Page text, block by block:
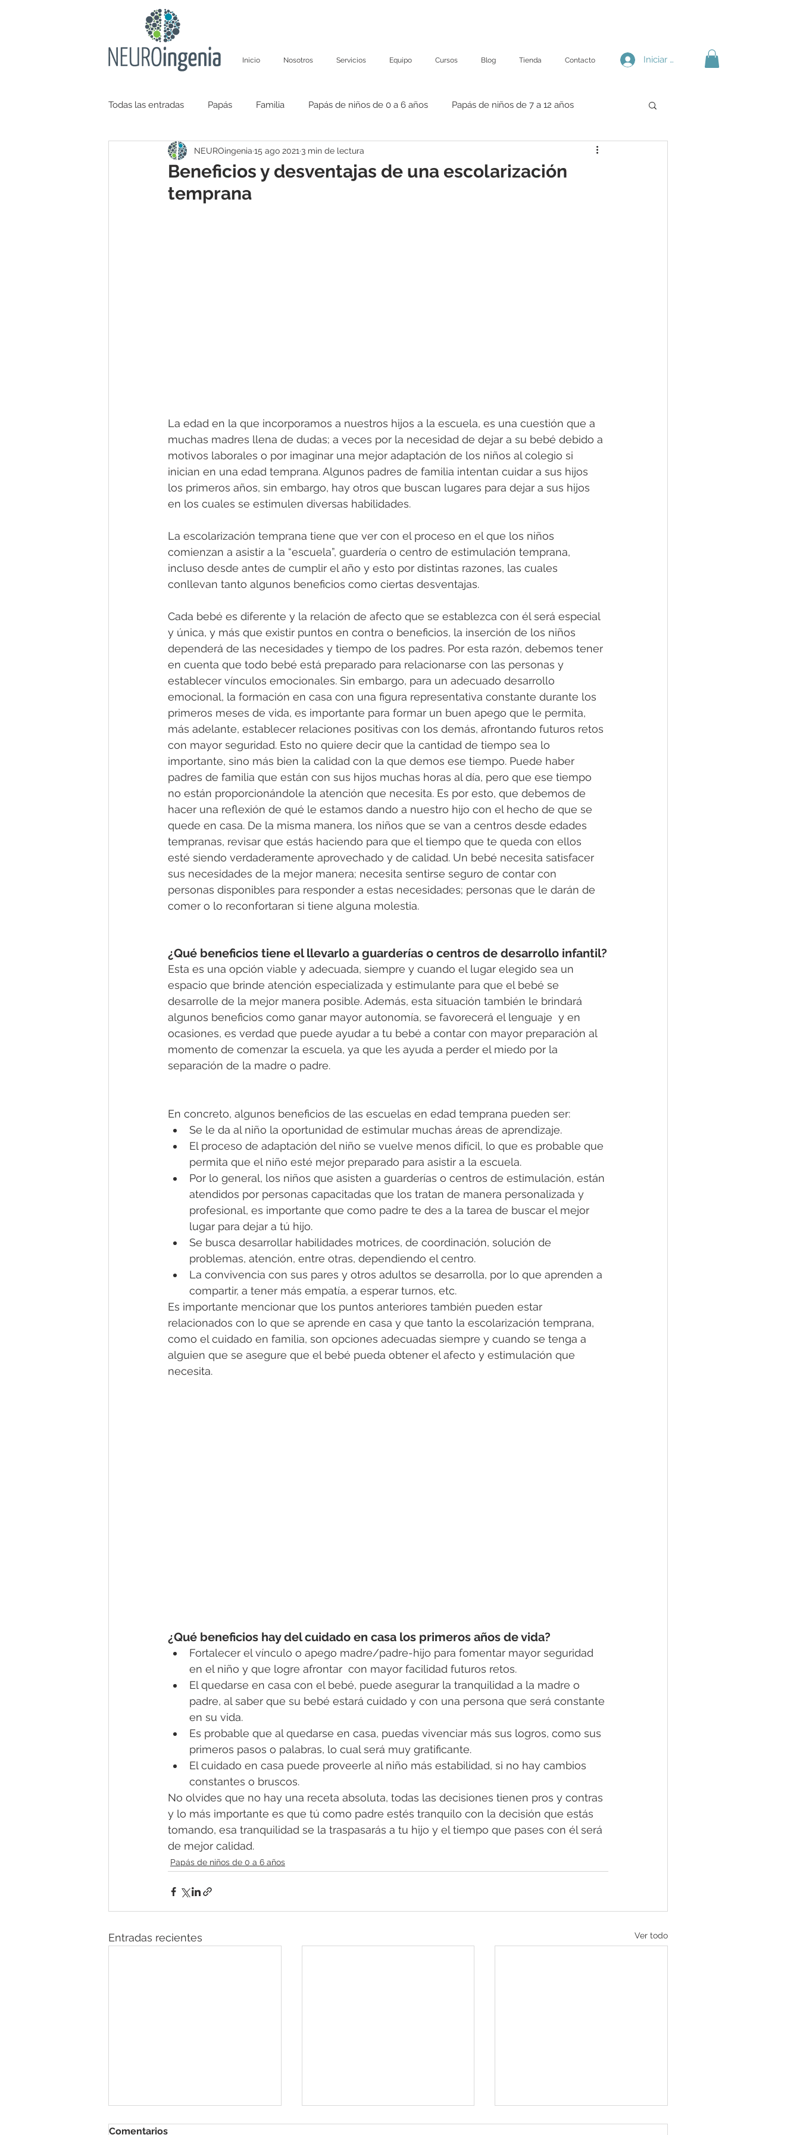
Inicio Nosotros Servicios Equipo Cursos Blog Tienda Contacto Iniciar sesión
Todas las entradas Papás Familia Papás de niños de 0 a 6 años Papás de niños de 7 a 12 años
Salud emocional
Beneficios y desventajas de una escolarización
temprana
NEUROingenia 15 ago 2021 3 min de lectura
La edad en la que incorporamos a nuestros hijos a la escuela, es una cuestión que a
muchas madres llena de dudas; a veces por la necesidad de dejar a su bebé debido a
motivos laborales o por imaginar una mejor adaptación de los niños al colegio si
inician en una edad temprana. Algunos padres de familia intentan cuidar a sus hijos
los primeros años, sin embargo, hay otros que buscan lugares para dejar a sus hijos
en los cuales se estimulen diversas habilidades.
La escolarización temprana tiene que ver con el proceso en el que los niños
comienzan a asistir a la “escuela”, guardería o centro de estimulación temprana,
incluso desde antes de cumplir el año y esto por distintas razones, las cuales
conllevan tanto algunos beneficios como ciertas desventajas.
Cada bebé es diferente y la relación de afecto que se establezca con él será especial
y única, y más que existir puntos en contra o beneficios, la inserción de los niños
dependerá de las necesidades y tiempo de los padres. Por esta razón, debemos tener
en cuenta que todo bebé está preparado para relacionarse con las personas y
establecer vínculos emocionales. Sin embargo, para un adecuado desarrollo
emocional, la formación en casa con una figura representativa constante durante los
primeros meses de vida, es importante para formar un buen apego que le permita,
más adelante, establecer relaciones positivas con los demás, afrontando futuros retos
con mayor seguridad. Esto no quiere decir que la cantidad de tiempo sea lo
importante, sino más bien la calidad con la que demos ese tiempo. Puede haber
padres de familia que están con sus hijos muchas horas al día, pero que ese tiempo
no están proporcionándole la atención que necesita. Es por esto, que debemos de
hacer una reflexión de qué le estamos dando a nuestro hijo con el hecho de que se
quede en casa. De la misma manera, los niños que se van a centros desde edades
tempranas, revisar que estás haciendo para que el tiempo que te queda con ellos
esté siendo verdaderamente aprovechado y de calidad. Un bebé necesita satisfacer
sus necesidades de la mejor manera; necesita sentirse seguro de contar con
personas disponibles para responder a estas necesidades; personas que le darán de
comer o lo reconfortaran si tiene alguna molestia.
¿Qué beneficios tiene el llevarlo a guarderías o centros de desarrollo infantil?
Esta es una opción viable y adecuada, siempre y cuando el lugar elegido sea un
espacio que brinde atención especializada y estimulante para que el bebé se
desarrolle de la mejor manera posible. Además, esta situación también le brindará
algunos beneficios como ganar mayor autonomía, se favorecerá el lenguaje  y en
ocasiones, es verdad que puede ayudar a tu bebé a contar con mayor preparación al
momento de comenzar la escuela, ya que les ayuda a perder el miedo por la
separación de la madre o padre.
En concreto, algunos beneficios de las escuelas en edad temprana pueden ser:
Se le da al niño la oportunidad de estimular muchas áreas de aprendizaje.
El proceso de adaptación del niño se vuelve menos difícil, lo que es probable que
permita que el niño esté mejor preparado para asistir a la escuela.
Por lo general, los niños que asisten a guarderías o centros de estimulación, están
atendidos por personas capacitadas que los tratan de manera personalizada y
profesional, es importante que como padre te des a la tarea de buscar el mejor
lugar para dejar a tú hijo.
Se busca desarrollar habilidades motrices, de coordinación, solución de
problemas, atención, entre otras, dependiendo el centro.
La convivencia con sus pares y otros adultos se desarrolla, por lo que aprenden a
compartir, a tener más empatía, a esperar turnos, etc.
Es importante mencionar que los puntos anteriores también pueden estar
relacionados con lo que se aprende en casa y que tanto la escolarización temprana,
como el cuidado en familia, son opciones adecuadas siempre y cuando se tenga a
alguien que se asegure que el bebé pueda obtener el afecto y estimulación que
necesita.
¿Qué beneficios hay del cuidado en casa los primeros años de vida?
Fortalecer el vínculo o apego madre/padre-hijo para fomentar mayor seguridad
en el niño y que logre afrontar  con mayor facilidad futuros retos.
El quedarse en casa con el bebé, puede asegurar la tranquilidad a la madre o
padre, al saber que su bebé estará cuidado y con una persona que será constante
en su vida.
Es probable que al quedarse en casa, puedas vivenciar más sus logros, como sus
primeros pasos o palabras, lo cual será muy gratificante.
El cuidado en casa puede proveerle al niño más estabilidad, si no hay cambios
constantes o bruscos.
No olvides que no hay una receta absoluta, todas las decisiones tienen pros y contras
y lo más importante es que tú como padre estés tranquilo con la decisión que estás
tomando, esa tranquilidad se la traspasarás a tu hijo y el tiempo que pases con él será
de mejor calidad.
Papás de niños de 0 a 6 años
Entradas recientes Ver todo
Comentarios